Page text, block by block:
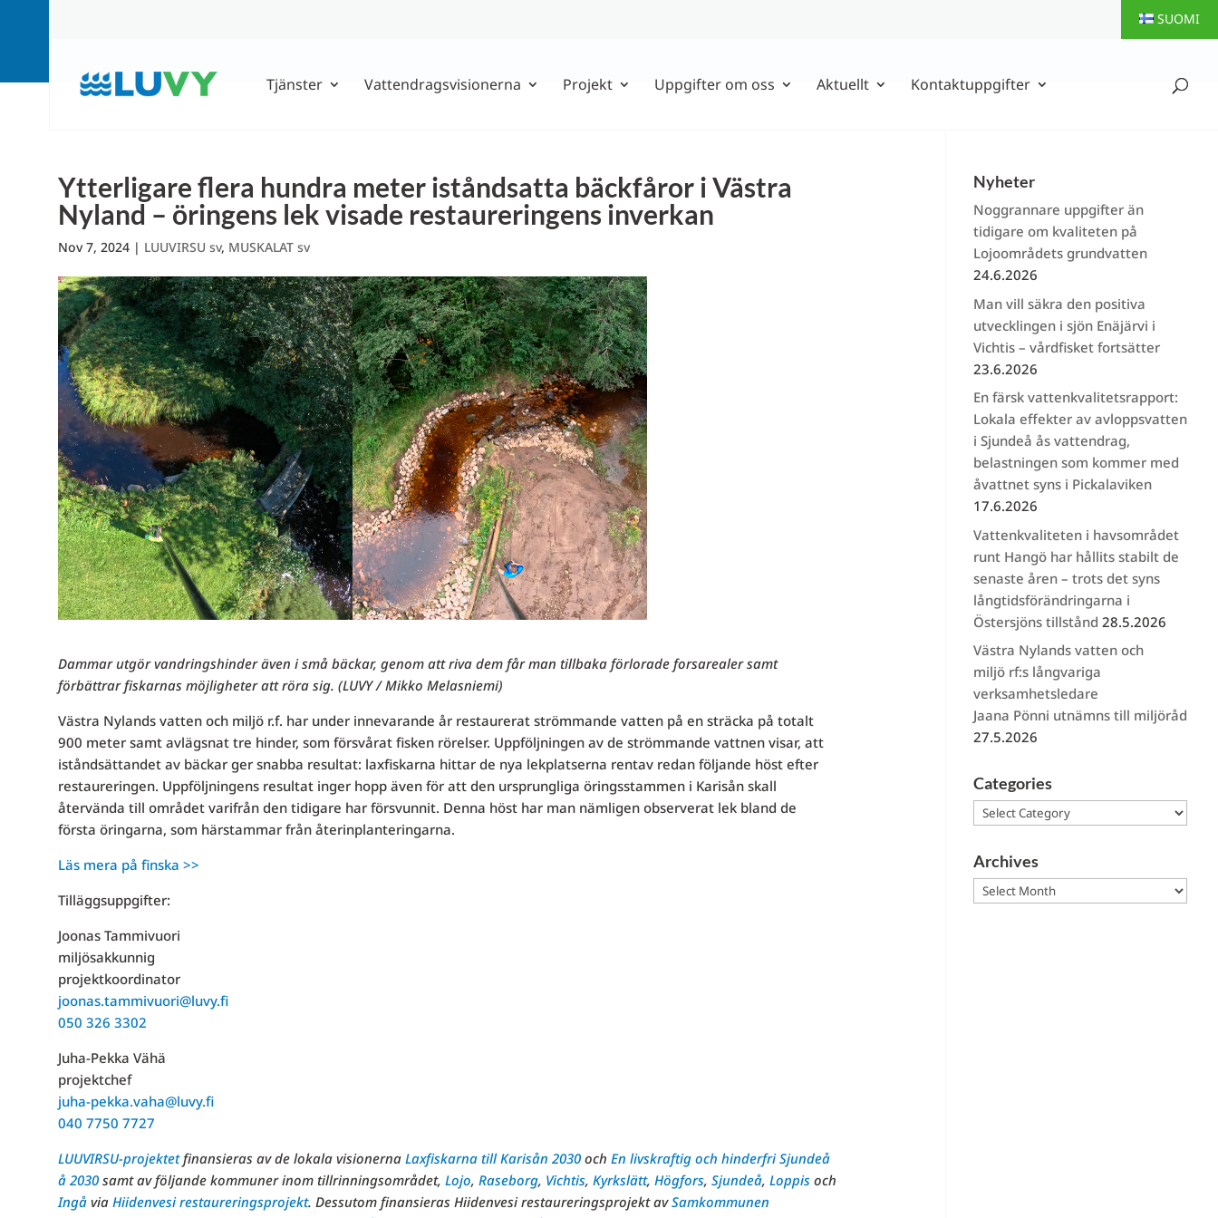
SUOMI
Tjänster Vattendragsvisionerna Projekt Uppgifter om oss Aktuellt Kontaktuppgifter
Ytterligare flera hundra meter iståndsatta bäckfåror i Västra
Nyland – öringens lek visade restaureringens inverkan
Nov 7, 2024| LUUVIRSU sv, MUSKALAT sv
Dammar utgör vandringshinder även i små bäckar, genom att riva dem får man tillbaka förlorade forsarealer samt
förbättrar fiskarnas möjligheter att röra sig. (LUVY / Mikko Melasniemi)
Västra Nylands vatten och miljö r.f. har under innevarande år restaurerat strömmande vatten på en sträcka på totalt
900 meter samt avlägsnat tre hinder, som försvårat fisken rörelser. Uppföljningen av de strömmande vattnen visar, att
iståndsättandet av bäckar ger snabba resultat: laxfiskarna hittar de nya lekplatserna rentav redan följande höst efter
restaureringen. Uppföljningens resultat inger hopp även för att den ursprungliga öringsstammen i Karisån skall
återvända till området varifrån den tidigare har försvunnit. Denna höst har man nämligen observerat lek bland de
första öringarna, som härstammar från återinplanteringarna.
Läs mera på finska >>
Tilläggsuppgifter:
Joonas Tammivuori
miljösakkunnig
projektkoordinator
joonas.tammivuori@luvy.fi
050 326 3302
Juha-Pekka Vähä
projektchef
juha-pekka.vaha@luvy.fi
040 7750 7727
LUUVIRSU-projektetfinansieras av de lokala visionerna Laxfiskarna till Karisån 2030och En livskraftig och hinderfri Sjundeå
å 2030samt av följande kommuner inom tillrinningsområdet, Lojo, Raseborg, Vichtis, Kyrkslätt, Högfors, Sjundeå, Loppisoch
Ingåvia Hiidenvesi restaureringsprojekt. Dessutom finansieras Hiidenvesi restaureringsprojekt avSamkommunen
Nyheter
Noggrannare uppgifter än
tidigare om kvaliteten på
Lojoområdets grundvatten
24.6.2026
Man vill säkra den positiva
utvecklingen i sjön Enäjärvi i
Vichtis – vårdfisket fortsätter
23.6.2026
En färsk vattenkvalitetsrapport:
Lokala effekter av avloppsvatten
i Sjundeå ås vattendrag,
belastningen som kommer med
åvattnet syns i Pickalaviken
17.6.2026
Vattenkvaliteten i havsområdet
runt Hangö har hållits stabilt de
senaste åren – trots det syns
långtidsförändringarna i
Östersjöns tillstånd 28.5.2026
Västra Nylands vatten och
miljö rf:s långvariga
verksamhetsledare
Jaana Pönni utnämns till miljöråd
27.5.2026
Categories
Categories
Archives
Archives